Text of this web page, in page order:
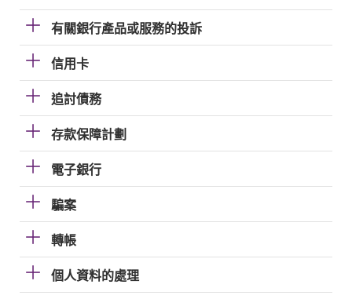
有關銀行產品或服務的投訴
信用卡
追討債務
存款保障計劃
電子銀行
騙案
轉帳
個人資料的處理